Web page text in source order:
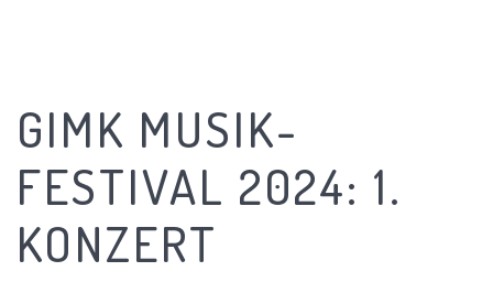
GIMK MUSIK-
FESTIVAL 2024: 1.
KONZERT